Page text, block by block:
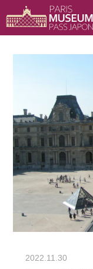
ホーム ブログ ルーヴル
2022.11.30